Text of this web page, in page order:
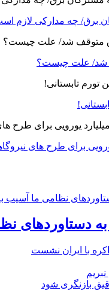
برق/ چه مدارکی لازم
شد/ علت چیست؟
برای طرح های
دستاوردهای